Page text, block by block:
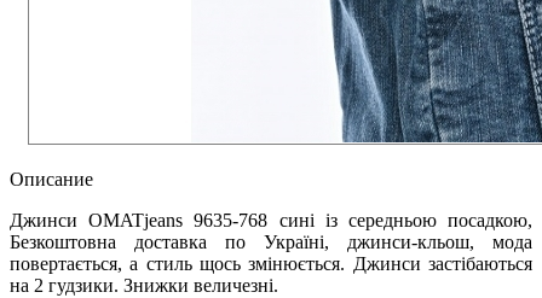
Описание
Джинси OMATjeans 9635-768 сині із середньою посадкою,
Безкоштовна доставка по Україні, джинси-кльош, мода
повертається, а стиль щось змінюється. Джинси застібаються
на 2 гудзики. Знижки величезні.